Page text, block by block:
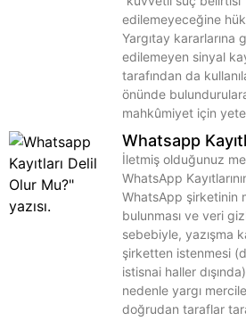
edilemeyeceğine
Yargıtay
edilemeyen sinyal
tarafından da
önünde
mahkûmiyet için
Whatsapp
İletmiş olduğunuz
WhatsApp
WhatsApp şirketinin
bulunması ve veri
sebebiyle, yazışma
şirketten istenmesi
istisnai haller
nedenle yargı
doğrudan taraflar